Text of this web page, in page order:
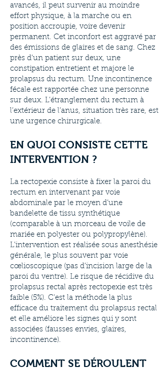
avancés, il peut survenir au moindre
effort physique, à la marche ou en
position accroupie, voire devenir
permanent. Cet inconfort est aggravé par
des émissions de glaires et de sang. Chez
près d’un patient sur deux, une
constipation entretient et majore le
prolapsus du rectum. Une incontinence
fécale est rapportée chez une personne
sur deux. L’étranglement du rectum à
l’extérieur de l’anus, situation très rare, est
une urgence chirurgicale.
EN QUOI CONSISTE CETTE
INTERVENTION ?
La rectopexie consiste à fixer la paroi du
rectum en intervenant par voie
abdominale par le moyen d’une
bandelette de tissu synthétique
(comparable à un morceau de voile de
mariée en polyester ou polypropylène).
L’intervention est réalisée sous anesthésie
générale, le plus souvent par voie
cœlioscopique (pas d’incision large de la
paroi du ventre). Le risque de récidive du
prolapsus rectal après rectopexie est très
faible (5%). C’est la méthode la plus
efficace du traitement du prolapsus rectal
et elle améliore les signes qui y sont
associées (fausses envies, glaires,
incontinence).
COMMENT SE DÉROULENT